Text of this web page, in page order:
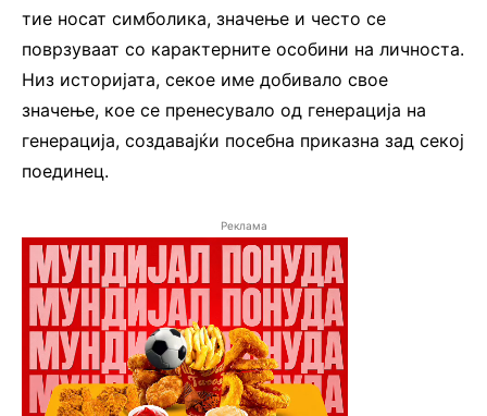
тие носат симболика, значење и често се
поврзуваат со карактерните особини на личноста.
Низ историјата, секое име добивало свое
значење, кое се пренесувало од генерација на
генерација, создавајќи посебна приказна зад секој
поединец.
Реклама